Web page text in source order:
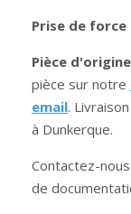
Prise de force
Pièce
pièce sur notre
email.
à Dunkerque.
Contactez-
de